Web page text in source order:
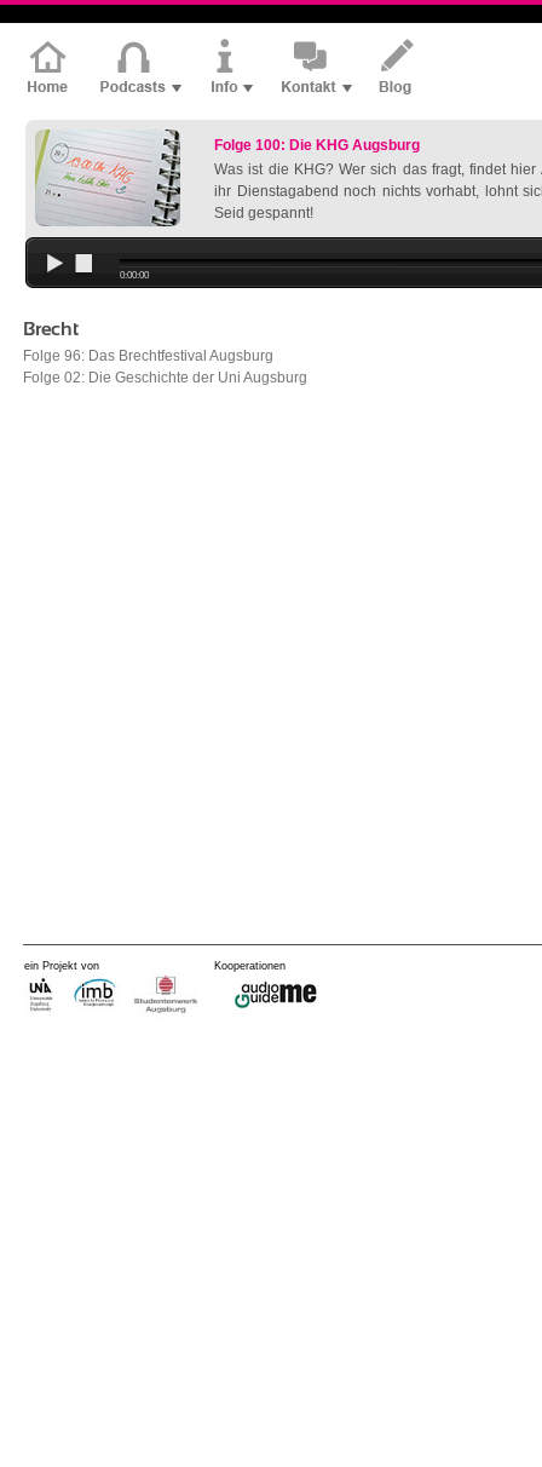
Folge 100: Die KHG Augsburg
Was ist die KHG? Wer sich das fragt, findet hier
ihr Dienstagabend noch nichts vorhabt, lohnt
Seid gespannt!
0:00:00
Brecht
Folge 96: Das Brechtfestival Augsburg
Folge 02: Die Geschichte der Uni Augsburg
ein Projekt von Kooperationen